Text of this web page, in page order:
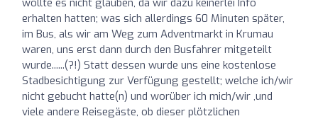
erhalten hatten; was sich allerdings 60 Minuten später,
im Bus, als wir am Weg zum Adventmarkt in Krumau
waren, uns erst dann durch den Busfahrer mitgeteilt
wurde......(?!) Statt dessen wurde uns eine kostenlose
Stadbesichtigung zur Verfügung gestellt; welche ich/wir
nicht gebucht hatte(n) und worüber ich mich/wir ,und
viele andere Reisegäste, ob dieser plötzlichen